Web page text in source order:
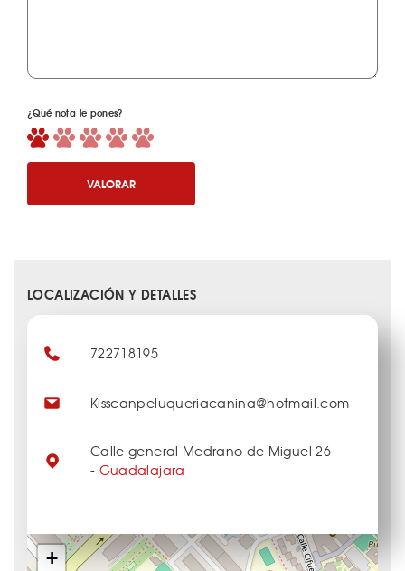
¿Qué nota le pones?
VALORAR
LOCALIZACIÓN Y DETALLES
+
722718195
Kisscanpeluqueriacanina@hotmail.com
Calle general Medrano de Miguel 26
- Guadalajara